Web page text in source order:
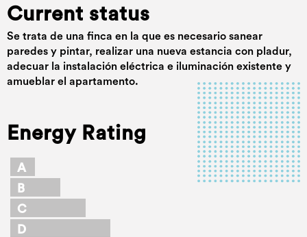
Current status
Se trata de una finca en la que es necesario sanear
paredes y pintar, realizar una nueva estancia con pladur,
adecuar la instalación eléctrica e iluminación existente y
amueblar el apartamento.
Energy Rating
A
B
C
D